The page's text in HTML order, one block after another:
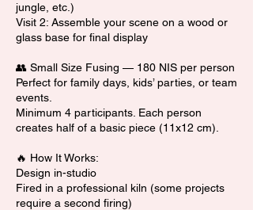
jungle, etc.)
Visit 2: Assemble your scene on a wood or
glass base for final display
👥 Small Size Fusing — 180 NIS per person
Perfect for family days, kids’ parties, or team
events.
Minimum 4 participants. Each person
creates half of a basic piece (11x12 cm).
🔥 How It Works:
Design in-studio
Fired in a professional kiln (some projects
require a second firing)